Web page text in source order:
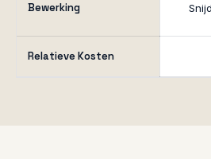
Bewerking
Relatieve Kosten